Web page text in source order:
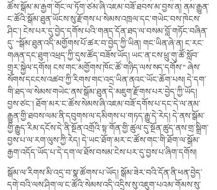
ཚོས་སྒོམ་མ་རྒྱག་གོང་ལ་ཏོག་ཙམ་ཞི་འཇམ་བཟོ་ཐབས་མ་བྱས་ན། ནམ་རྒྱུན་
ང་ཚོའི་སྒོམ་ཐུན་ཡོངས་སུ་རྫོགས་པ་སེམས་འཁྲལ་དང་གཡེང་བས་ཁེངས་
ཤིང་། ངེས་པར་དུ་བྱེད་དགོས་པའི་གནད་དོན་ཐད་ལ་བསམ་བློ་གཏོང་བཞིན་
དུ་ “སྒོམ་ཐུན་འདི་མགྱོགས་པོ་ཚར་བ་བྱེད་ཀྱི་ཡིན། གང་ཡིན་ཞེ་ན། ང་རང་
གཞན་དང་ཐུག་འཕྲད་ཀྱི་དུས་ཚོད་བཟོས་ཡོད། ཡང་ན་ངས་ཕྲུ་གུ་ཚོ་སློབ་
གྲྭར་སྐྱེལ་དགོས། ངས་གང་མགྱོགས་ཁོང་ཚོ་གཉིད་ལས་སད་དགོས་” ཞེས་
སོགས་དངངས་འཚབ་ཀྱི་རིགས་གང་འདྲ་ཡིན་ནའང་ཡོང་ཆོག་པས། དེ་དག་
གི་ཐད་ལ་སེམས་གཡེང་ནས་སྒོམ་ཐུན་དེ་མཇུག་རྫོགས་པར་བྱེད་ཀྱི་ཡོད།
བྱས་ཙང་། ཐོག་མར་ང་ཚོས་སེམས་ཞི་འཇམ་བཟོ་དགོས་པ་དང་དེ་ལ་ནམ་
རྒྱུན་གྱི་ཐབས་ལམ་ནི་དབུགས་ལ་དམིགས་པ་གཏད་རྒྱུ་དེ་རེད། དེ་ནས་སྒོམ་
གྱི་རྒྱུད་རིམ་དངོས་དེ་ནི་སྔོན་འགྲོའི་སྟ་གོན་གྱི་ཚུལ་དུ་སྔོན་ཚུད་ནས་གྲ་སྒྲིག་
བྱས་པ་ལ་རག་ལུས་ཀྱི་རེད། དེ་ཡང་ཐོག་མར་ང་ཚོས་གང་གི་ཐོག་ལ་སྒོམ་
རྒྱག་འདོད་ཡོད་པ་དེ་དག་ལ་ཐོས་བསམ་ངེས་པར་དུ་བྱས་པ་ཞིག་དགོས།
སྒོམ་ལ་རིགས་མི་འདྲ་བ་སྣ་ཚོགས་པ་ཡོད། སྒོམ་ཟེར་བའི་དོན་ནི་ཕན་བྱེད་
དགེ་བའི་ལས་ཤིག་ལ་ང་ཚོའི་སེམས་འདི་འདྲིས་སུ་འཇུག་པའམ་གོམས་སུ་